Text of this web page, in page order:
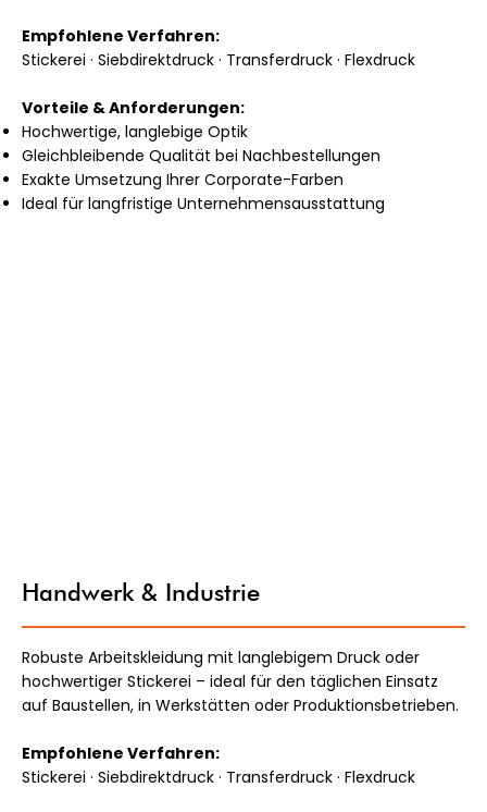
Empfohlene Verfahren:
Stickerei · Siebdirektdruck · Transferdruck · Flexdruck
Vorteile & Anforderungen:
Hochwertige, langlebige Optik
Gleichbleibende Qualität bei Nachbestellungen
Exakte Umsetzung Ihrer Corporate-Farben
Ideal für langfristige Unternehmensausstattung
Robuste Arbeitskleidung mit langlebigem Druck oder
hochwertiger Stickerei – ideal für den täglichen Einsatz
auf Baustellen, in Werkstätten oder Produktionsbetrieben.
Empfohlene Verfahren:
Stickerei · Siebdirektdruck · Transferdruck · Flexdruck
Handwerk & Industrie